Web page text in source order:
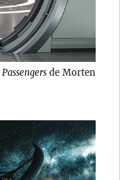
Passengersde Morten